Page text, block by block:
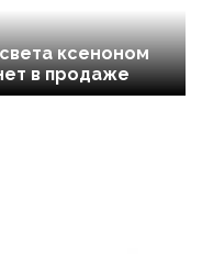
ксеноном
в продаже